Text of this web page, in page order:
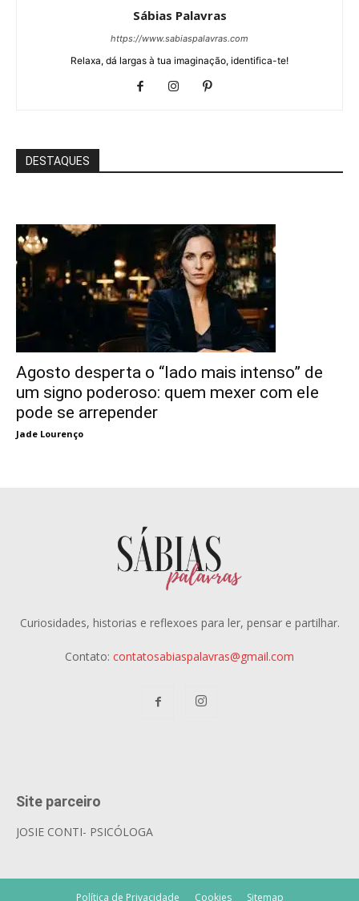
Sábias Palavras
https://www.sabiaspalavras.com
Relaxa, dá largas à tua imaginação, identifica-te!
DESTAQUES
Agosto desperta o “lado mais intenso” de
um signo poderoso: quem mexer com ele
pode se arrepender
Jade Lourenço
Curiosidades, historias e reflexoes para ler, pensar e partilhar.
Contato: contatosabiaspalavras@gmail.com
Site parceiro
JOSIE CONTI- PSICÓLOGA
Política de Privacidade Cookies Sitemap